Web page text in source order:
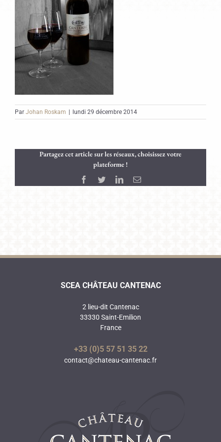
Par Johan Roskam lundi 29 décembre 2014
Partagez cet article sur les réseaux, choisissez votre
plateforme !
Facebook
TwitterLinkedInEmail
SCEA CHÂTEAU CANTENAC
2 lieu-dit Cantenac
33330 Saint-Emilion
France
+33 (0)5 57 51 35 22
contact@chateau-cantenac.fr